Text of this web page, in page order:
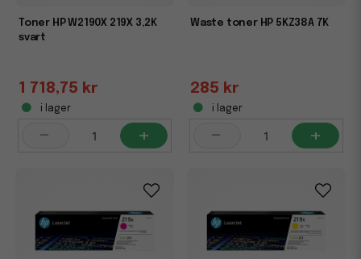
Toner HP W2190X 219X 3,2K
svart
1 718,75 kr
i lager
- +
Waste toner HP 5KZ38A 7K
285 kr
i lager
- +